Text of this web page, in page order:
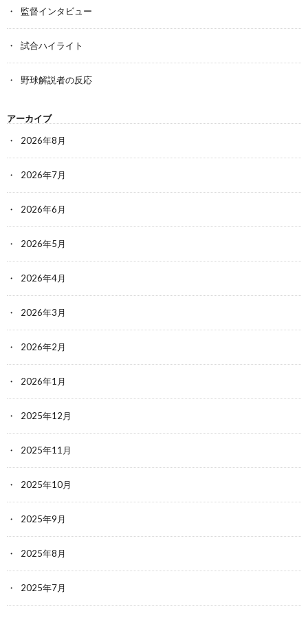
監督インタビュー
試合ハイライト
野球解説者の反応
アーカイブ
2026年8月
2026年7月
2026年6月
2026年5月
2026年4月
2026年3月
2026年2月
2026年1月
2025年12月
2025年11月
2025年10月
2025年9月
2025年8月
2025年7月